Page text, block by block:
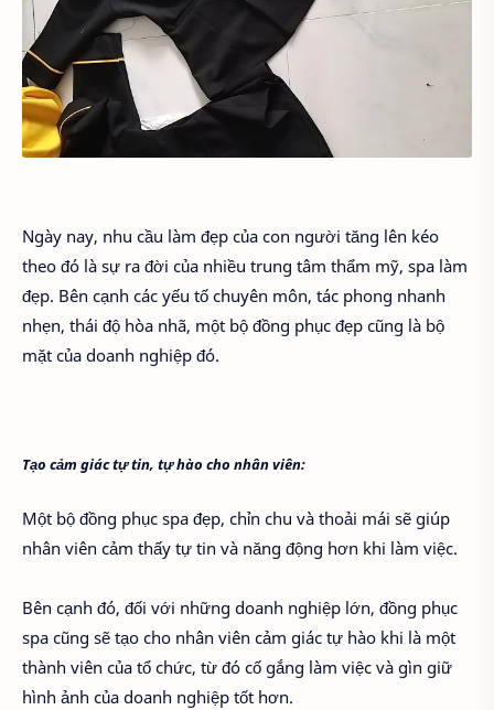
Ngày nay, nhu cầu làm đẹp của con người tăng lên kéo
theo đó là sự ra đời của nhiều trung tâm thẩm mỹ, spa làm
đẹp. Bên cạnh các yếu tố chuyên môn, tác phong nhanh
nhẹn, thái độ hòa nhã, một bộ đồng phục đẹp cũng là bộ
mặt của doanh nghiệp đó.
Tạo cảm giác tự tin, tự hào cho nhân viên:
Một bộ đồng phục spa đẹp, chỉn chu và thoải mái sẽ giúp
nhân viên cảm thấy tự tin và năng động hơn khi làm việc.
Bên cạnh đó, đối với những doanh nghiệp lớn, đồng phục
spa cũng sẽ tạo cho nhân viên cảm giác tự hào khi là một
thành viên của tổ chức, từ đó cố gắng làm việc và gìn giữ
hình ảnh của doanh nghiệp tốt hơn.